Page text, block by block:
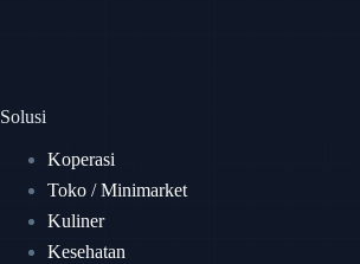
Solusi
Koperasi
Toko / Minimarket
Kuliner
Kesehatan